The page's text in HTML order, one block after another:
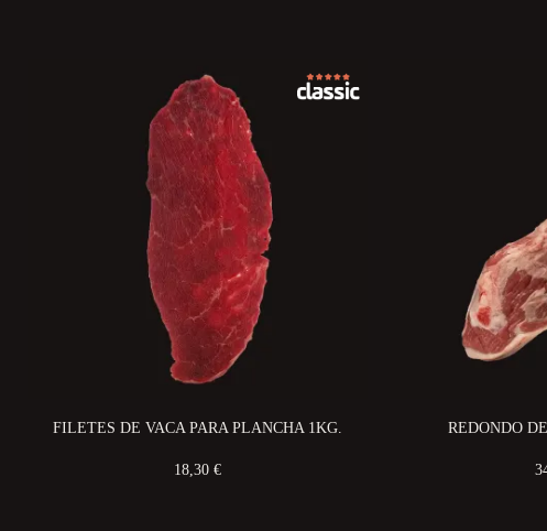
FILETES DE VACA PARA PLANCHA 1KG.
18,30 €
REDONDO